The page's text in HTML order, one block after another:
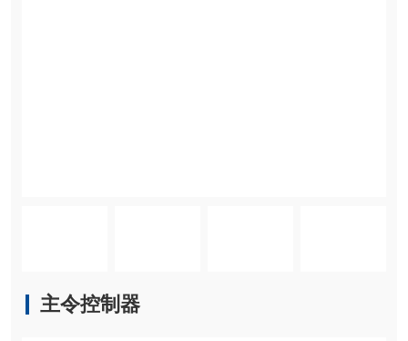
主令控制器